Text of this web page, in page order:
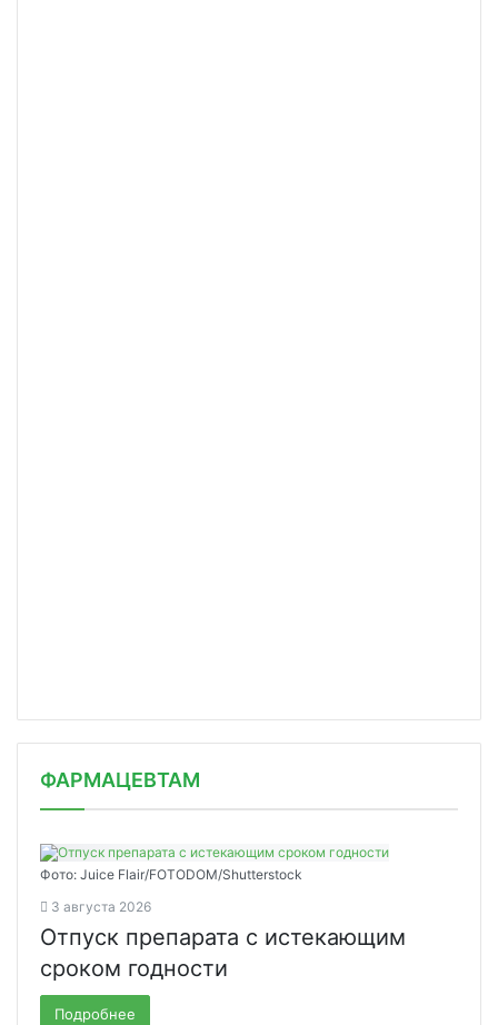
ФАРМАЦЕВТАМ
Фото: Juice Flair/FOTODOM/Shutterstoсk
3 августа 2026
Отпуск препарата с истекающим
сроком годности
Подробнее